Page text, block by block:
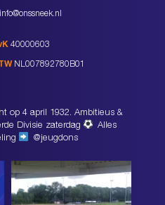
info@onssneek.nl
40000603
NL007892780B01
op 4 april 1932. Ambitieus &
Divisie zaterdag
Alles
@jeugdons